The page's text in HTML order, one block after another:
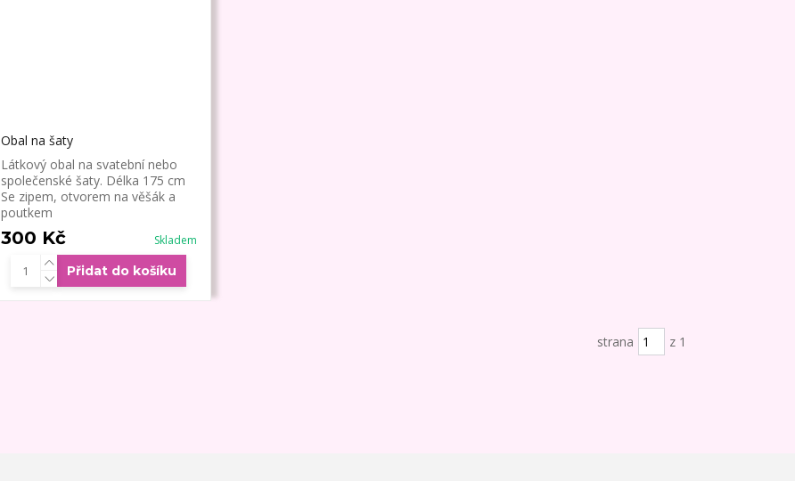
Obal na šaty
Látkový obal na svatební nebo
společenské šaty. Délka 175 cm
Se zipem, otvorem na věšák a
poutkem
300 Kč Skladem
Přidat do košíku
strana z 1